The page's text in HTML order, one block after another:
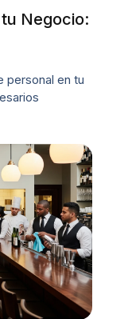
Negocio:
personal en tu